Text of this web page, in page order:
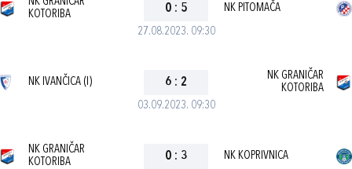
27.08.2023. 09:30
KOTORIBA
0 : 5 NK PITOMAČA
03.09.2023. 09:30
NK IVANČICA (I) 6 : 2
NK GRANIČAR
KOTORIBA
NK GRANIČAR
KOTORIBA
0 : 3 NK KOPRIVNICA